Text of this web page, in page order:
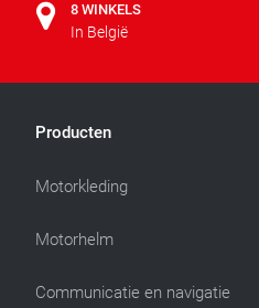
8 WINKELS
In België
Producten
Motorkleding
Motorhelm
Communicatie en navigatie